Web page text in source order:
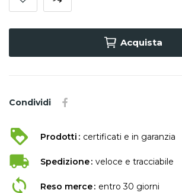
Acquista
Condividi
Prodotti certificati e in garanzia
Spedizione veloce e tracciabile
Reso merce entro 30 giorni